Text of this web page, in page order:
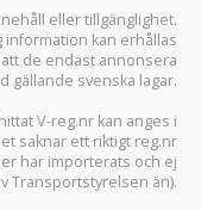
eller tillgänglighet.
information kan erhållas
de endast annonsera
gällande svenska lagar.
V-reg.nr kan anges i
saknar ett riktigt reg.nr
har importerats och ej
Transportstyrelsen än).